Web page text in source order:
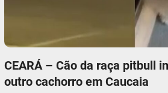
CEARÁ – Cão da raça pitbull
outro cachorro em Caucaia